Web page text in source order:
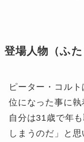
登場人物（ふ
ピーター・コル
位になった事に
自分は31歳で年
しまうのだ」と